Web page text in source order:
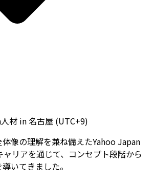
材 in 名古屋 (UTC+9)
像の理解を兼ね備えたYahoo Japan
リアを通じて、コンセプト段階から
いてきました。